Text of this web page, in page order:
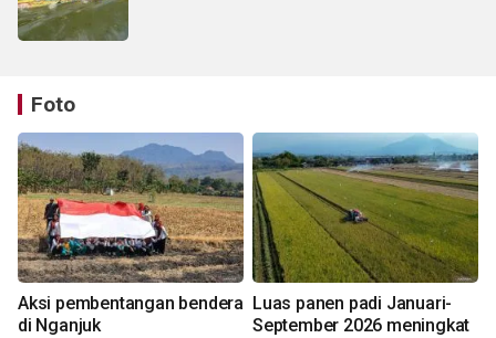
Foto
Aksi pembentangan bendera
di Nganjuk
Luas panen padi Januari-
September 2026 meningkat